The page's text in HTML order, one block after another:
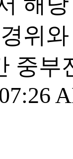
위
중